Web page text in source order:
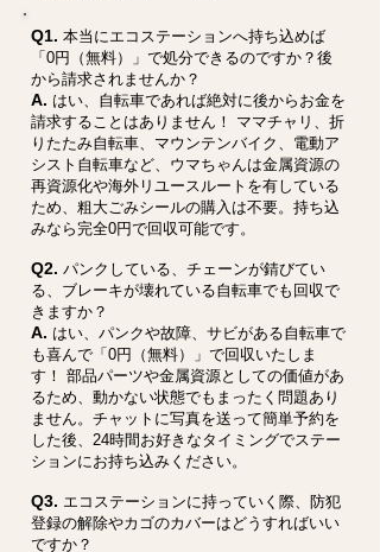
Q1. 本当にエコステーションへ持ち込めば
「0円（無料）」で処分できるのですか？後
から請求されませんか？
A. はい、自転車であれば絶対に後からお金を
請求することはありません！ ママチャリ、折
りたたみ自転車、マウンテンバイク、電動ア
シスト自転車など、ウマちゃんは金属資源の
再資源化や海外リユースルートを有している
ため、粗大ごみシールの購入は不要。持ち込
みなら完全0円で回収可能です。
Q2. パンクしている、チェーンが錆びてい
る、ブレーキが壊れている自転車でも回収で
きますか？
A. はい、パンクや故障、サビがある自転車で
も喜んで「0円（無料）」で回収いたしま
す！ 部品パーツや金属資源としての価値があ
るため、動かない状態でもまったく問題あり
ません。チャットに写真を送って簡単予約を
した後、24時間お好きなタイミングでステー
ションにお持ち込みください。
Q3. エコステーションに持っていく際、防犯
登録の解除やカゴのカバーはどうすればいい
ですか？